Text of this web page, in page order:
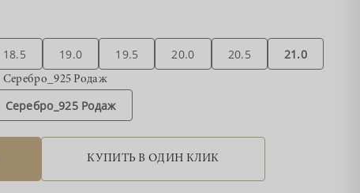
18.5 19.0 19.5 20.0 20.5 21.0
Серебро_925 Родаж
Серебро_925 Родаж
КУПИТЬ В ОДИН КЛИК